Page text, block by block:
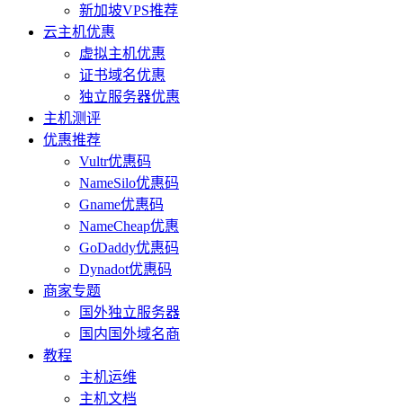
新加坡VPS推荐
云主机优惠
虚拟主机优惠
证书域名优惠
独立服务器优惠
主机测评
优惠推荐
Vultr优惠码
NameSilo优惠码
Gname优惠码
NameCheap优惠
GoDaddy优惠码
Dynadot优惠码
商家专题
国外独立服务器
国内国外域名商
教程
主机运维
主机文档